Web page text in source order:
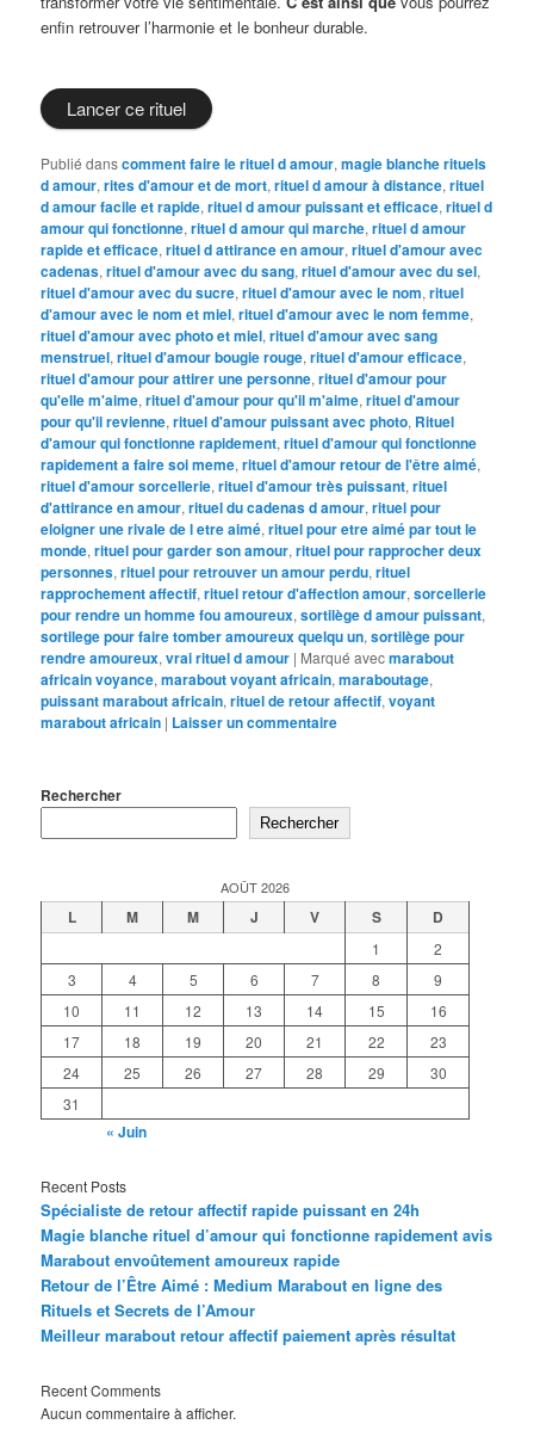
enfin retrouver l’harmonie et le bonheur durable.
Lancer ce rituel
Publié danscomment faire le rituel d amour,magie blanche rituels
d amour,rites d'amour et de mort,rituel d amour à distance,rituel
d amour facile et rapide,rituel d amour puissant et efficace,rituel d
amour qui fonctionne,rituel d amour qui marche,rituel d amour
rapide et efficace,rituel d attirance en amour,rituel d'amour avec
cadenas,rituel d'amour avec du sang,rituel d'amour avec du sel,
rituel d'amour avec du sucre,rituel d'amour avec le nom,rituel
d'amour avec le nom et miel,rituel d'amour avec le nom femme,
rituel d'amour avec photo et miel,rituel d'amour avec sang
menstruel,rituel d'amour bougie rouge,rituel d'amour efficace,
rituel d'amour pour attirer une personne,rituel d'amour pour
qu'elle m'aime,rituel d'amour pour qu'il m'aime,rituel d'amour
pour qu'il revienne,rituel d'amour puissant avec photo, Rituel
d'amour qui fonctionne rapidement,rituel d'amour qui fonctionne
rapidement a faire soi meme,rituel d'amour retour de l'être aimé,
rituel d'amour sorcellerie,rituel d'amour très puissant,rituel
d'attirance en amour,rituel du cadenas d amour,rituel pour
eloigner une rivale de l etre aimé,rituel pour etre aimé par tout le
monde,rituel pour garder son amour,rituel pour rapprocher deux
personnes,rituel pour retrouver un amour perdu,rituel
rapprochement affectif,rituel retour d'affection amour,sorcellerie
pour rendre un homme fou amoureux,sortilège d amour puissant,
sortilege pour faire tomber amoureux quelqu un,sortilège pour
rendre amoureux,vrai rituel d amour | Marqué avecmarabout
africain voyance,marabout voyant africain,maraboutage,
puissant marabout africain,rituel de retour affectif,voyant
marabout africain | Laisser un commentaire
Rechercher
Rechercher
AOÛT 2026
L M M J V S D
1
2
3
4 5 6 7 8
9
10
11 12 13 14 15
16
17
18 19 20 21 22
23
24
25 26 27 28 29
30
31
« Juin
Recent Posts
Spécialiste de retour affectif rapide puissant en 24h
Magie blanche rituel d’amour qui fonctionne rapidement avis
Marabout envoûtement amoureux rapide
Retour de l’Être Aimé : Medium Marabout en ligne des
Rituels et Secrets de l’Amour
Meilleur marabout retour affectif paiement après résultat
Recent Comments
Aucun commentaire à afficher.